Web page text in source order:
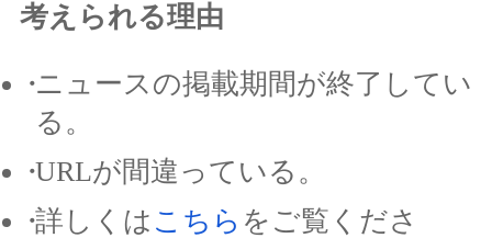
考えられる理由
ニュースの掲載期間が終了してい
る。
URLが間違っている。
詳しくは こちら をご覧くださ